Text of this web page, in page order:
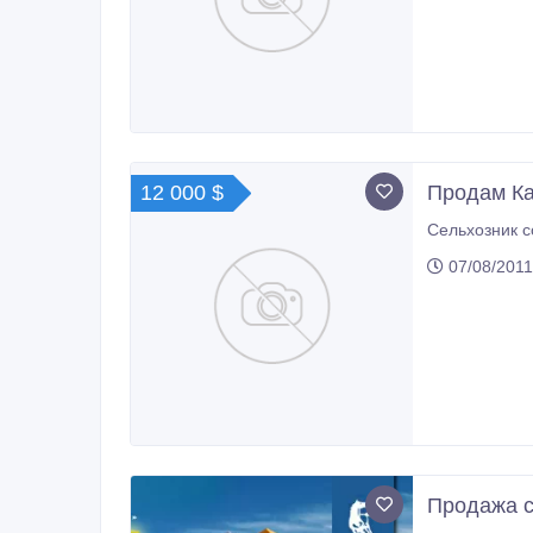
12 000 $ Продам
07/08/
Продажа